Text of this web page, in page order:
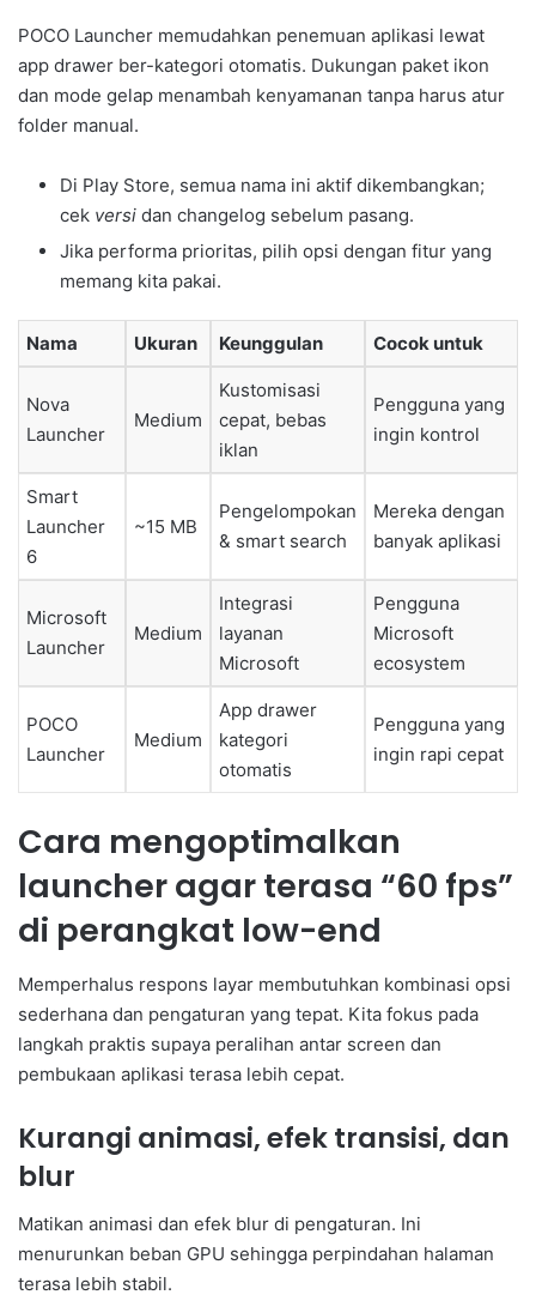
POCO Launcher memudahkan penemuan aplikasi lewat
app drawer ber-kategori otomatis. Dukungan paket ikon
dan mode gelap menambah kenyamanan tanpa harus atur
folder manual.
Di Play Store, semua nama ini aktif dikembangkan;
cek versi dan changelog sebelum pasang.
Jika performa prioritas, pilih opsi dengan fitur yang
memang kita pakai.
Nama Ukuran Keunggulan Cocok untuk
Nova
Launcher
Medium
Kustomisasi
cepat, bebas
iklan
Pengguna yang
ingin kontrol
Smart
Launcher
6
~15 MB
Pengelompokan
& smart search
Mereka dengan
banyak aplikasi
Microsoft
Launcher
Medium
Integrasi
layanan
Microsoft
Pengguna
Microsoft
ecosystem
POCO
Launcher
Medium
App drawer
kategori
otomatis
Pengguna yang
ingin rapi cepat
Cara mengoptimalkan
launcher agar terasa “60 fps”
di perangkat low-end
Memperhalus respons layar membutuhkan kombinasi opsi
sederhana dan pengaturan yang tepat. Kita fokus pada
langkah praktis supaya peralihan antar screen dan
pembukaan aplikasi terasa lebih cepat.
Kurangi animasi, efek transisi, dan
blur
Matikan animasi dan efek blur di pengaturan. Ini
menurunkan beban GPU sehingga perpindahan halaman
terasa lebih stabil.